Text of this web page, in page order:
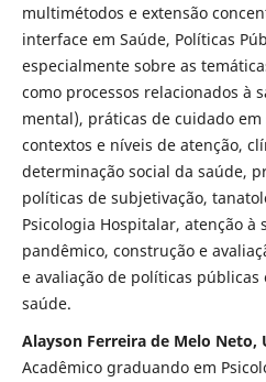
multimétodos e extensão
interface em Saúde, Políticas
especialmente sobre as
como processos relacionados à
mental), práticas de cuidado
contextos e níveis de atenção,
determinação social da saúde,
políticas de subjetivação,
Psicologia Hospitalar, atenção à
pandêmico, construção e
e avaliação de políticas
saúde.
Alayson Ferreira de Melo Neto,
Acadêmico graduando em